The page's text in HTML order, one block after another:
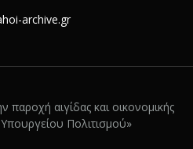
archive.gr
παροχή αιγίδας και οικονομικής
Πολιτισμού»